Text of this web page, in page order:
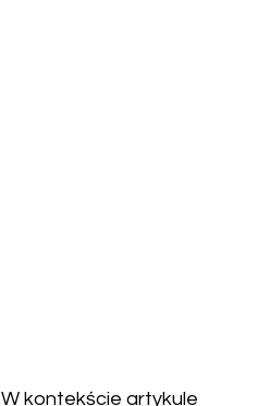
kontekście artykule